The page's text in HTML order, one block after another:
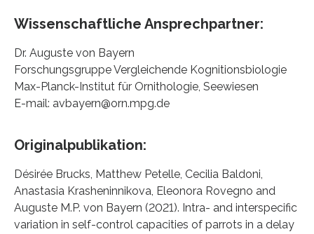
Wissenschaftliche Ansprechpartner:
Dr. Auguste von Bayern
Forschungsgruppe Vergleichende Kognitionsbiologie
Max-Planck-Institut für Ornithologie, Seewiesen
E-mail: avbayern@orn.mpg.de
Originalpublikation:
Désirée Brucks, Matthew Petelle, Cecilia Baldoni,
Anastasia Krasheninnikova, Eleonora Rovegno and
Auguste M.P. von Bayern (2021). Intra- and interspecific
variation in self-control capacities of parrots in a delay